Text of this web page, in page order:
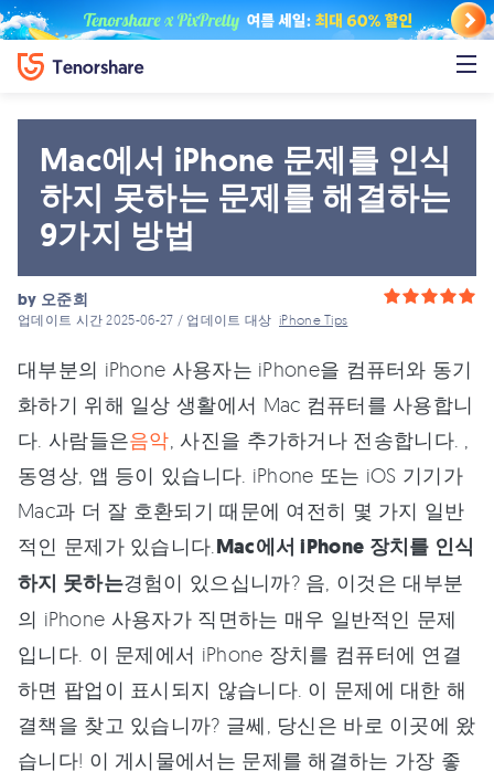
Mac에서 iPhone 문제를 인식
하지 못하는 문제를 해결하는
9가지 방법
by 오준희
업데이트 시간 2025-06-27 / 업데이트 대상iPhone Tips
대부분의 iPhone 사용자는 iPhone을 컴퓨터와 동기
화하기 위해 일상 생활에서 Mac 컴퓨터를 사용합니
다. 사람들은음악 , 사진을 추가하거나 전송합니다. ,
동영상, 앱 등이 있습니다. iPhone 또는 iOS 기기가
Mac과 더 잘 호환되기 때문에 여전히 몇 가지 일반
적인 문제가 있습니다. Mac에서 iPhone 장치를 인식
하지 못하는경험이 있으십니까? 음, 이것은 대부분
의 iPhone 사용자가 직면하는 매우 일반적인 문제
입니다. 이 문제에서 iPhone 장치를 컴퓨터에 연결
하면 팝업이 표시되지 않습니다. 이 문제에 대한 해
결책을 찾고 있습니까? 글쎄, 당신은 바로 이곳에 왔
습니다! 이 게시물에서는 문제를 해결하는 가장 좋